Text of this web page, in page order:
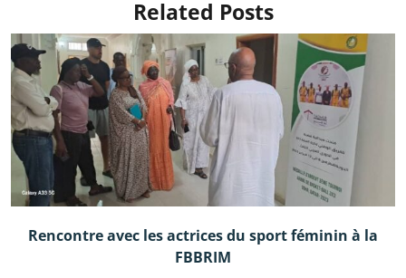
Related Posts
Rencontre avec les actrices du sport féminin à la
FBBRIM